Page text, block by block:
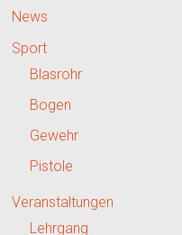
News
Sport
Blasrohr
Bogen
Gewehr
Pistole
Veranstaltungen
Lehrgang